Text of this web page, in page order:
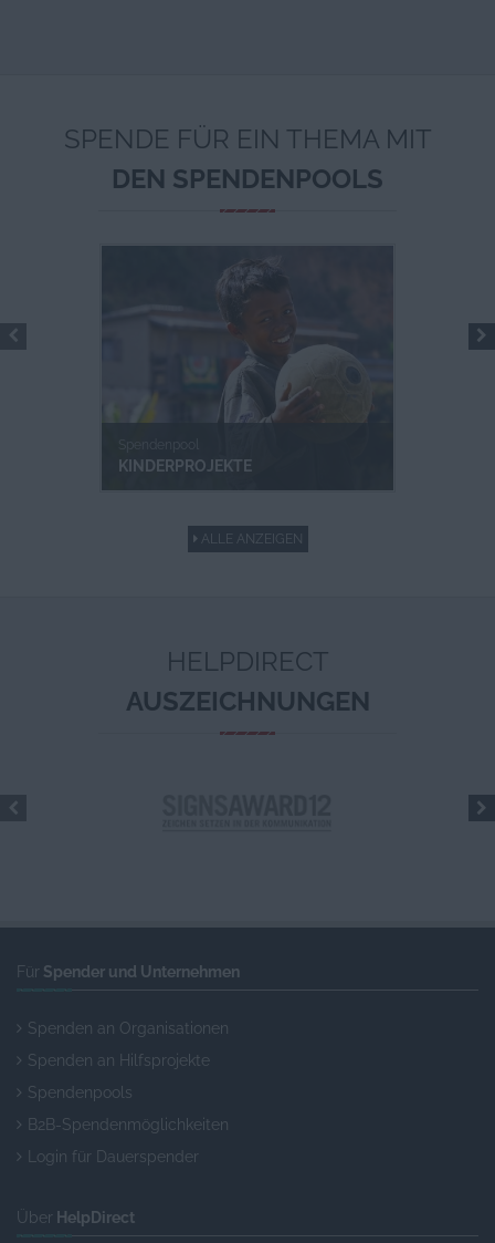
SPENDE FÜR EIN THEMA MIT
DEN SPENDENPOOLS
KINDERPROJEKTE
ALLE ANZEIGEN
HELPDIRECT
AUSZEICHNUNGEN
Für Spender und Unternehmen
Spenden an Organisationen
Spenden an Hilfsprojekte
Spendenpools
B2B-Spendenmöglichkeiten
Login für Dauerspender
Über HelpDirect